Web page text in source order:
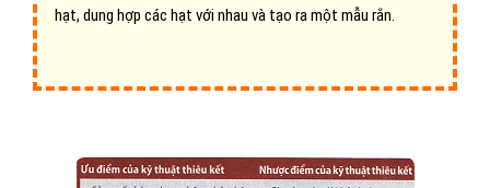
hạt, dung hợp các hạt với nhau và tạo ra một mẫu rắn.